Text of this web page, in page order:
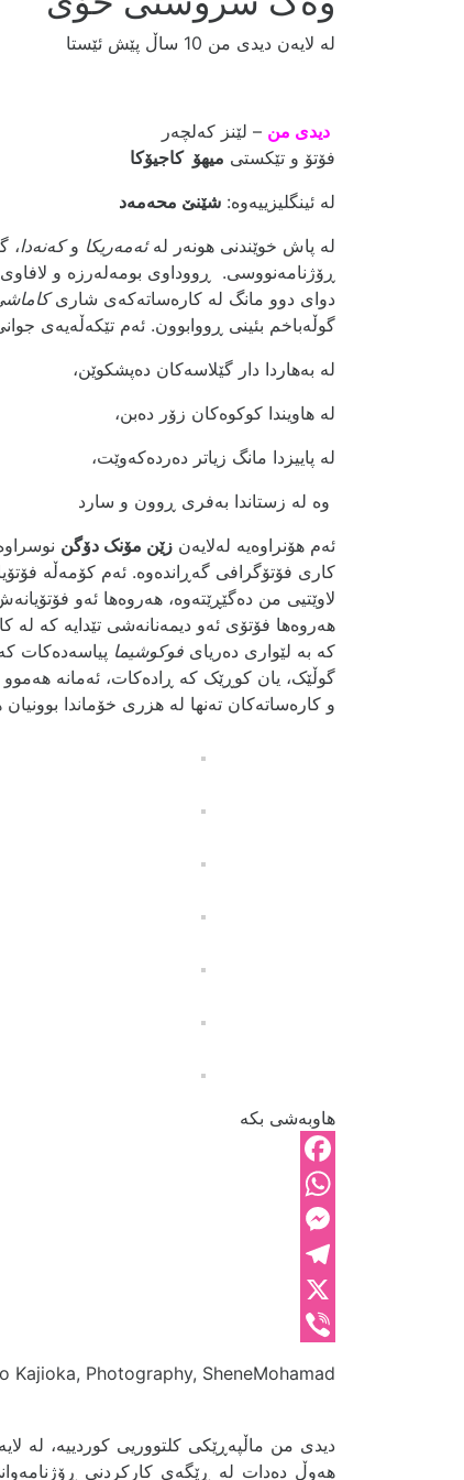
لە لایەن دیدی من 10 ساڵ پێش ئێستا
دیدی من – لێنز کەلچەر
فۆتۆ و تێکستی میھۆ کاجیۆکا
لە ئینگلیزییەوە: شێنێ محەمەد
لە پاش خوێندنی ھونەر لەئەمەریکا وکەنەدا،
ڕۆژنامەنووسی. ڕووداوی بومەلەرزە و لافاوی ساڵی
دوای دوو مانگ لە کارەساتەکەی شاری
گوڵەباخم بئینی ڕووابوون. ئەم تێکەڵەیەی
لە بەھاردا دار گێلاسەکان دەپشکوێن،
لە ھاویندا کوکوەکان زۆر دەبن،
لە پاییزدا مانگ زیاتر دەردەکەوێت،
وە لە زستاندا بەفری ڕوون و سارد
ئەم ھۆنراوەیە لەلایەن زێن مۆنک دۆگن
کاری فۆتۆگرافی گەڕاندەوە. ئەم کۆمەڵە
لاوێتیی من دەگێڕێتەوە، هەروەها ئەو
ھەروەھا فۆتۆی ئەو دیمەنانەشی تێدایە کە لە
کە بە لێواری دەریای فوکوشیما
گوڵێک، یان کوڕێک کە ڕادەکات، ئەمانە
و کارەساتەکان تەنھا لە ھزری خۆماندا
هاوبەشی بکە
Facebook
WhatsApp
Messenger
Telegram
X
Kajioka, Photography, SheneMohamad,
دیدی من ماڵپەڕێکی کلتووریی کوردییە، لە
هەوڵ دەدات لە ڕێگەی کارکردنی